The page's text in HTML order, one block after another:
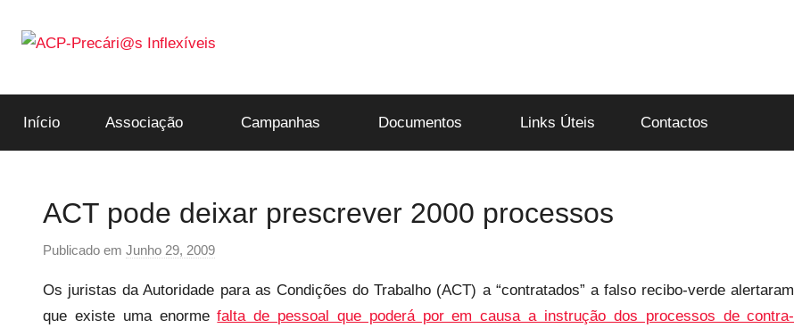
para
ACP-
Precári@s
Início Associação Campanhas Documentos Links Úteis Contactos
ACT pode deixar prescrever 2000 processos
Publicado em Junho 29, 2009
p
Os juristas da Autoridade para as Condições do Trabalho (ACT) a “contratados” a falso recibo-verde alertaram
que existe uma enormefalta de pessoal que poderá por em causa a instrução dos processos de contra-